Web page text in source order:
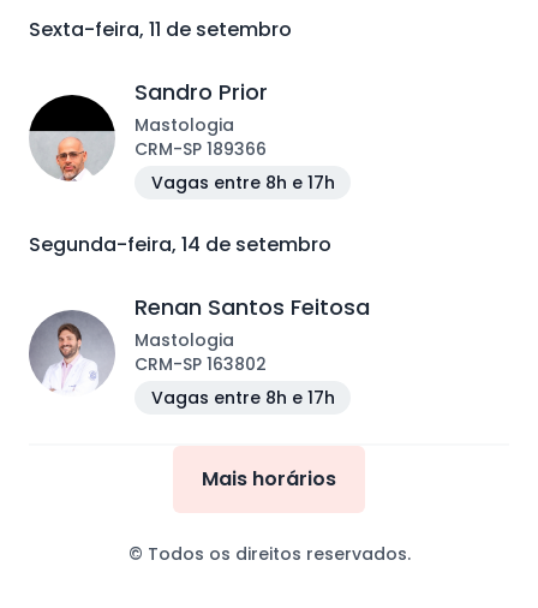
Sexta-feira, 11 de setembro
Sandro Prior
Mastologia
CRM-SP 189366
Vagas entre 8h e 17h
Segunda-feira, 14 de setembro
Renan Santos Feitosa
Mastologia
CRM-SP 163802
Vagas entre 8h e 17h
Mais horários
© Todos os direitos reservados.